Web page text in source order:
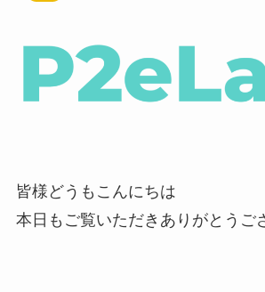
皆様どうもこんにちは
本日もご覧いただきありがとうご